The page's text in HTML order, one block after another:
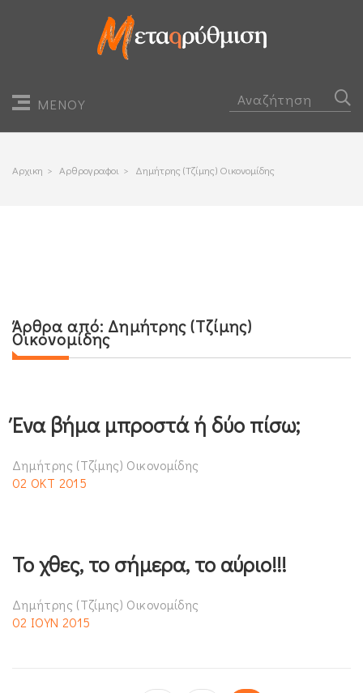
ΜΕΝΟΥ
Αρχικη > Αρθρογραφοι > Δημήτρης (Τζίμης) Οικονομίδης
Άρθρα από: Δημήτρης (Τζίμης)
Οικονομίδης
Ένα βήμα μπροστά ή δύο πίσω;
Δημήτρης (Τζίμης) Οικονομίδης
02 ΟΚΤ 2015
Το χθες, το σήμερα, το αύριο!!!
Δημήτρης (Τζίμης) Οικονομίδης
02 ΙΟΥΝ 2015